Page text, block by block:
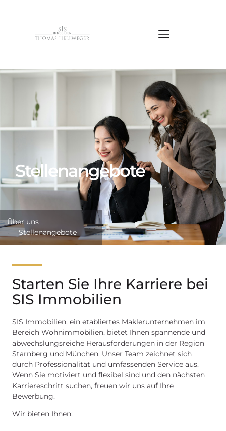
Über uns
Stellenangebote
Stellenangebote
Starten Sie Ihre Karriere bei
SIS Immobilien
SIS Immobilien, ein etabliertes Maklerunternehmen im
Bereich Wohnimmobilien, bietet Ihnen spannende und
abwechslungsreiche Herausforderungen in der Region
Starnberg und München. Unser Team zeichnet sich
durch Professionalität und umfassenden Service aus.
Wenn Sie motiviert und flexibel sind und den nächsten
Karriereschritt suchen, freuen wir uns auf Ihre
Bewerbung.
Wir bieten Ihnen: